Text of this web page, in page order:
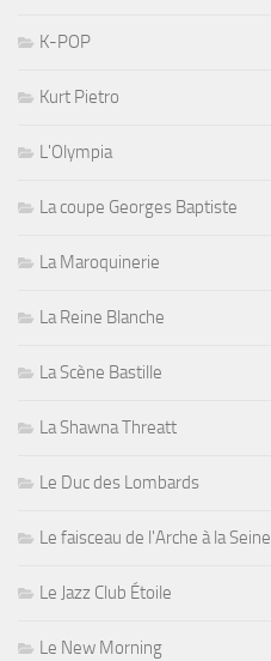
K-POP
Kurt Pietro
L'Olympia
La coupe Georges Baptiste
La Maroquinerie
La Reine Blanche
La Scène Bastille
La Shawna Threatt
Le Duc des Lombards
Le faisceau de l'Arche à la Seine
Le Jazz Club Étoile
Le New Morning